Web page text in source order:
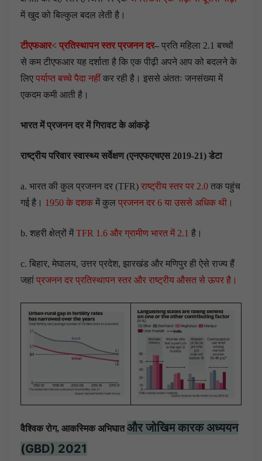
में खुद को बिल्कुल बदल लेती है।
टीएफआर< प्रतिस्थापन स्तर प्रजनन दर– प्रति महिला 2.1 बच्चों
से कम टीएफआर यह दर्शाता है कि एक पीढ़ी अपने आप को बदलने के
लिए पर्याप्त बच्चे पैदा नहीं कर रही है। इससे अंततः जनसंख्या में
एकदम कमी आती है।
भारत में प्रजनन दर में गिरावट के आंकड़े
राष्ट्रीय परिवार स्वास्थ्य सर्वेक्षण (एनएफएचएस 2019-21) डेटा
a. भारत की कुल प्रजनन दर (TFR) राष्ट्रीय स्तर पर 2.0 तक पहुंच
गई है। 1950 के दशक में कुल प्रजनन दर 6 या उससे अधिक थी।
b. शहरी क्षेत्रों मेंTFR 1.6 और ग्रामीण भारत में 2.1 है।
c. बिहार, मेघालय, उत्तर प्रदेश, झारखंड और मणिपुर ही ऐसे राज्य हैं
जहां प्रजनन दर प्रतिस्थापन स्तर और राष्ट्रीय औसत से ऊपर है।
वैश्विक रोग, आकस्मिक अभिघात और जोखिम कारक अध्ययन
(GBD) 2021